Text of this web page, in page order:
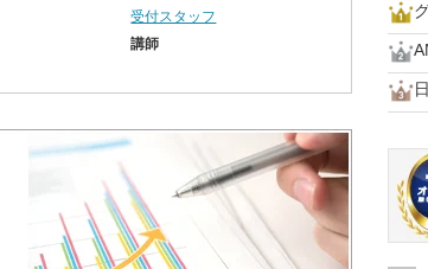
受付スタッフ
講師